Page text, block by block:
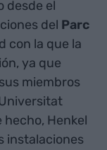
desde el
del Parc
con la que la
ya que
miembros
hecho, Henkel
instalaciones